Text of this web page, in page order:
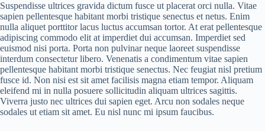
Suspendisse ultrices gravida dictum fusce ut placerat orci nulla. Vitae
sapien pellentesque habitant morbi tristique senectus et netus. Enim
nulla aliquet porttitor lacus luctus accumsan tortor. At erat pellentesque
adipiscing commodo elit at imperdiet dui accumsan. Imperdiet sed
euismod nisi porta. Porta non pulvinar neque laoreet suspendisse
interdum consectetur libero. Venenatis a condimentum vitae sapien
pellentesque habitant morbi tristique senectus. Nec feugiat nisl pretium
fusce id. Non nisi est sit amet facilisis magna etiam tempor. Aliquam
eleifend mi in nulla posuere sollicitudin aliquam ultrices sagittis.
Viverra justo nec ultrices dui sapien eget. Arcu non sodales neque
sodales ut etiam sit amet. Eu nisl nunc mi ipsum faucibus.